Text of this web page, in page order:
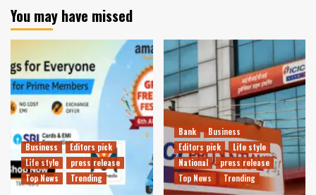
You may have missed
Business
Editors pick
Life style
press release
Top News
Trending
Bank
Business
Editors pick
Life style
National
press release
Top News
Trending